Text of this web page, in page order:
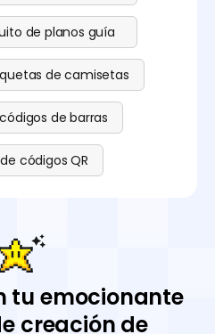
de planos guía
de camisetas
de barras
códigos QR
tu emocionante
creación de